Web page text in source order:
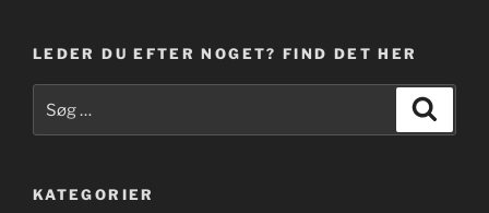
LEDER DU EFTER NOGET? FIND DET HER
efter:
KATEGORIER